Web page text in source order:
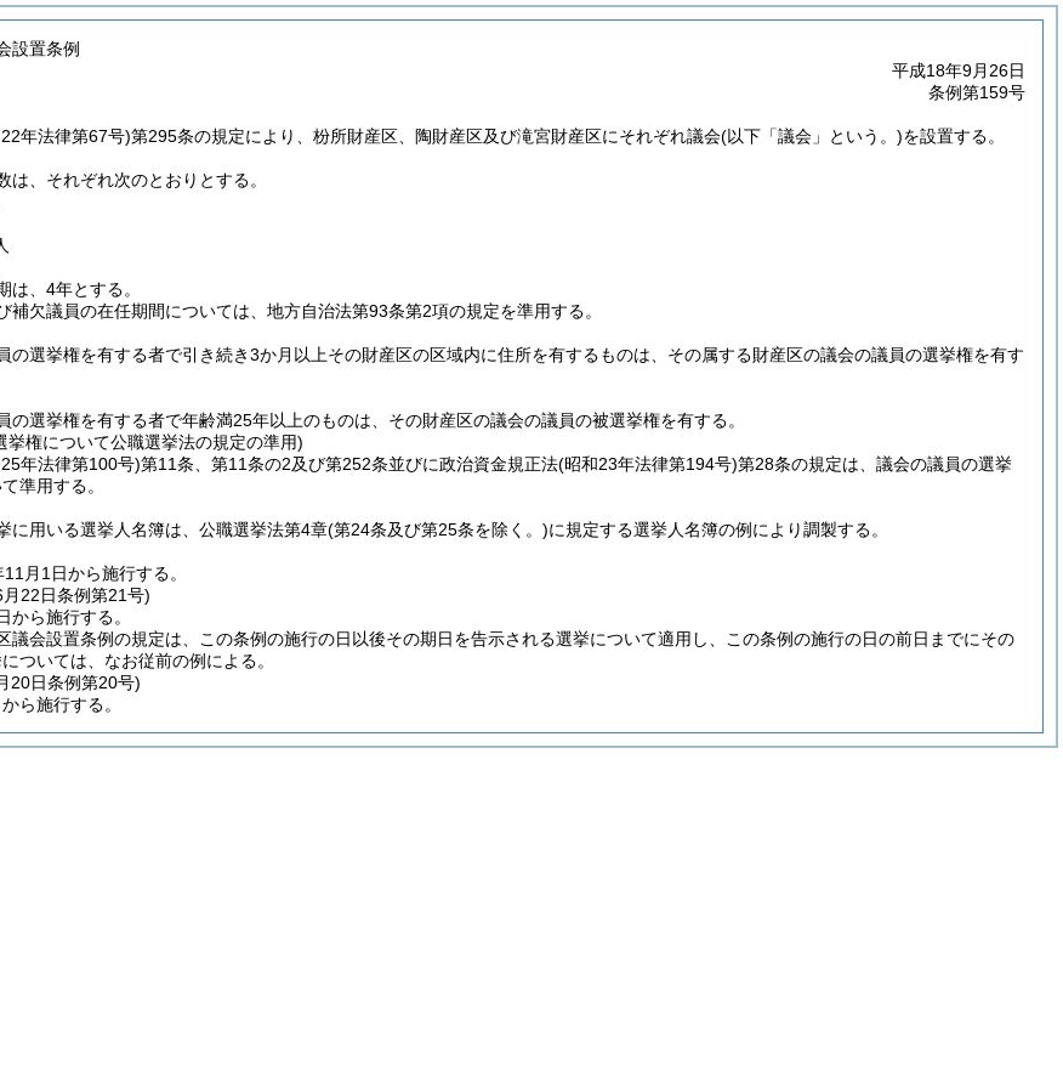
設置条例
平成18年9月26日
条例第159号
年法律第67号)第295条の規定により、枌所財産区、陶財産区及び滝宮財産区にそれぞれ議会(以下「議会」という。)を設置する。
は、それぞれ次のとおりとする。
は、4年とする。
補欠議員の在任期間については、地方自治法第93条第2項の規定を準用する。
の選挙権を有する者で引き続き3か月以上その財産区の区域内に住所を有するものは、その属する財産区の議会の議員の選挙権を有す
の選挙権を有する者で年齢満25年以上のものは、その財産区の議会の議員の被選挙権を有する。
挙権について公職選挙法の規定の準用)
年法律第100号)第11条、第11条の2及び第252条並びに政治資金規正法(昭和23年法律第194号)第28条の規定は、議会の議員の選挙
準用する。
に用いる選挙人名簿は、公職選挙法第4章(第24条及び第25条を除く。)に規定する選挙人名簿の例により調製する。
月1日から施行する。
22日条例第21号)
から施行する。
議会設置条例の規定は、この条例の施行の日以後その期日を告示される選挙について適用し、この条例の施行の日の前日までにその
ついては、なお従前の例による。
20日条例第20号)
ら施行する。